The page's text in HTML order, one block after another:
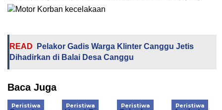
READ
Pelakor Gadis Warga Klinter Canggu Jetis
Dihadirkan di Balai Desa Canggu
Baca Juga
Peristiwa Peristiwa Peristiwa Peristiwa